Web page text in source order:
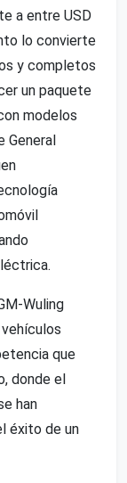
a entre USD
lo convierte
y completos
un paquete
modelos
General
Wuling
que
donde el
han
éxito de un